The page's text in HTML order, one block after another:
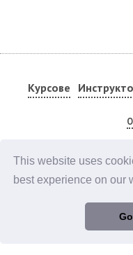
This website uses
best experience on our
Курсове
Photos by
Icons